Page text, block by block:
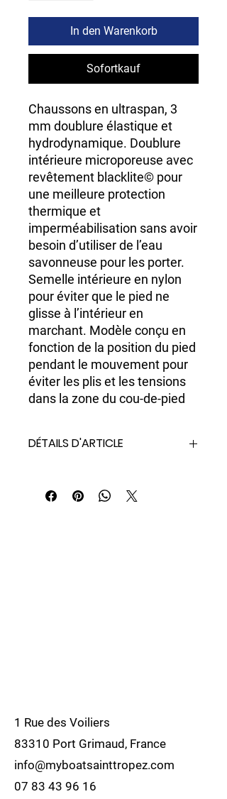
In den Warenkorb
Sofortkauf
Chaussons en ultraspan, 3
mm doublure élastique et
hydrodynamique. Doublure
intérieure microporeuse avec
revêtement blacklite© pour
une meilleure protection
thermique et
imperméabilisation sans avoir
besoin d’utiliser de l’eau
savonneuse pour les porter.
Semelle intérieure en nylon
pour éviter que le pied ne
glisse à l’intérieur en
marchant. Modèle conçu en
fonction de la position du pied
pendant le mouvement pour
éviter les plis et les tensions
dans la zone du cou-de-pied
DÉTAILS D'ARTICLE
1 Rue des Voiliers
83310 Port Grimaud, France
info@myboatsainttropez.com
07 83 43 96 16